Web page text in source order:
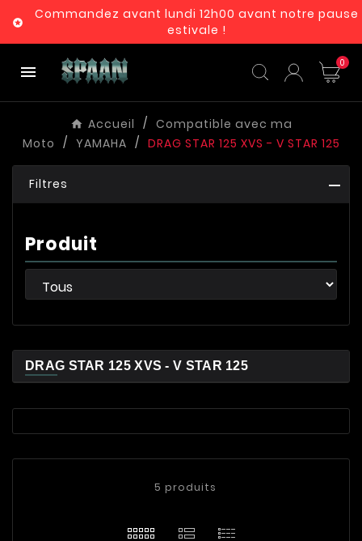

Commandez avant lundi 12h00 avant notre pause
estivale !
 0
Accueil
Compatible avec ma
Moto
YAMAHA DRAG STAR 125 XVS - V STAR 125
Filtres
Produit
DRAG STAR 125 XVS - V STAR 125
5 produits